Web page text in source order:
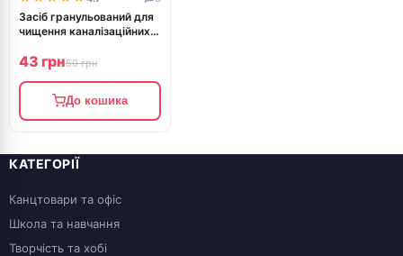
Засіб гранульований для
чищення каналізаційних
теплою водою 80г
43 грн50 грн
До кошика
КАТЕГОРІЇ
Канцтовари та офіс
Школа та навчання
Творчість та хобі